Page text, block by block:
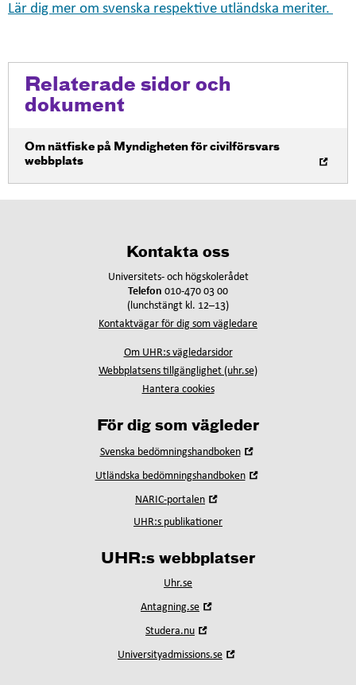
Lär dig mer om svenska respektive utländska meriter.
Relaterade sidor och
dokument
Öppna i nytt fönster
Om nätfiske på Myndigheten för civilförsvars
webbplats
Kontakta oss
Universitets- och högskolerådet
Telefon 010-470 03 00
(lunchstängt kl. 12–13)
Kontaktvägar för dig som vägledare
Om UHR:s vägledarsidor
Webbplatsens tillgänglighet (uhr.se)
Hantera cookies
För dig som vägleder
Svenska bedömningshandboken
nytt
Utländska bedömningshandboken
NARIC-portalen
nytt
UHR:s publikationer
UHR:s webbplatser
Uhr.se
Antagning.se
fönster
Studera.nu
nytt
Universityadmissions.se